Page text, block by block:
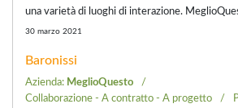
una varietà di luoghi di interazione.
30 marzo 2021
Baronissi
Azienda: MeglioQuesto
Collaborazione - A contratto - A progetto